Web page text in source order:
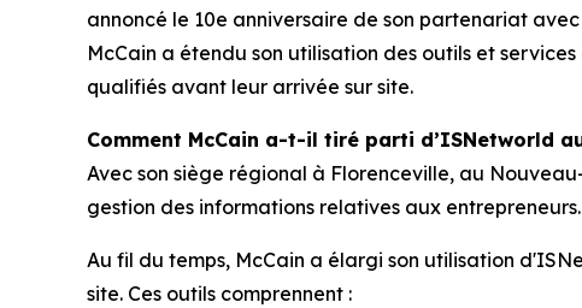
annoncé le 10e anniversaire de son partenariat avec
McCain a étendu son utilisation des outils et
qualifiés avant leur arrivée sur site.
Comment McCain a-t-il tiré parti d’ISNetworld
Avec son siège régional à Florenceville, au
gestion des informations relatives aux entrepreneurs.
Au fil du temps, McCain a élargi son utilisation
site. Ces outils comprennent :